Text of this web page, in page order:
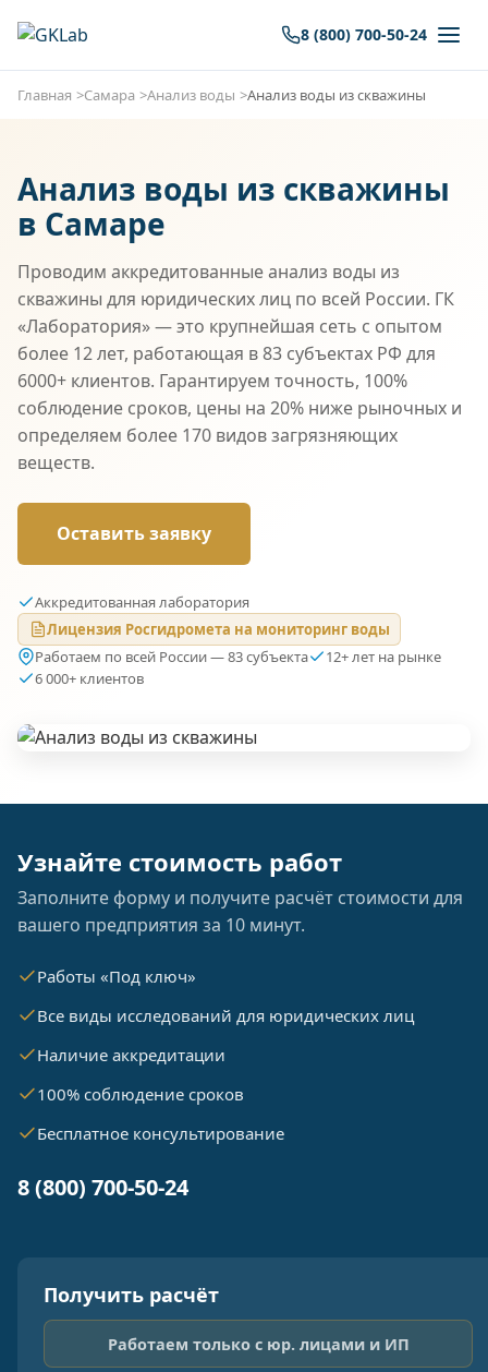
8 (800) 700-50-24
Главная Самара Анализ воды Анализ воды из скважины
Анализ воды из скважины
в Самаре
Проводим аккредитованные анализ воды из
скважины для юридических лиц по всей России. ГК
«Лаборатория» — это крупнейшая сеть с опытом
более 12 лет, работающая в 83 субъектах РФ для
6000+ клиентов. Гарантируем точность, 100%
соблюдение сроков, цены на 20% ниже рыночных и
определяем более 170 видов загрязняющих
веществ.
Оставить заявку
Аккредитованная лаборатория
Лицензия Росгидромета на мониторинг воды
Работаем по всей России — 83 субъекта
12+ лет на рынке
6 000+ клиентов
Узнайте стоимость работ
Заполните форму и получите расчёт стоимости для
вашего предприятия за 10 минут.
Работы «Под ключ»
Все виды исследований для юридических лиц
Наличие аккредитации
100% соблюдение сроков
Бесплатное консультирование
8 (800) 700-50-24
Получить расчёт
Работаем только с юр. лицами и ИП